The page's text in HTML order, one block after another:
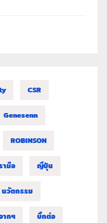
CSR
Genesenn
ROBINSON
ามือ ญี่ปุ่น
นวัตกรรม
ากฯ บิ๊กต่อ